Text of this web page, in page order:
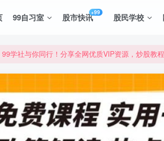
99自习室 股市快讯+99 股民学校
社的一员，我们携手共进！
社的一员，我们携手共进！
学社与你同行！分享全网优质VIP资源，炒股